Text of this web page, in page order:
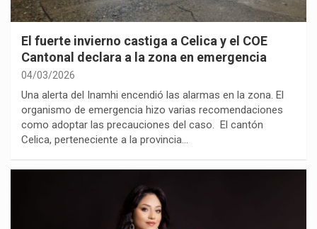
El fuerte invierno castiga a Celica y el COE
Cantonal declara a la zona en emergencia
04/03/2026
Una alerta del Inamhi encendió las alarmas en la zona. El
organismo de emergencia hizo varias recomendaciones
como adoptar las precauciones del caso. El cantón
Celica, perteneciente a la provincia…